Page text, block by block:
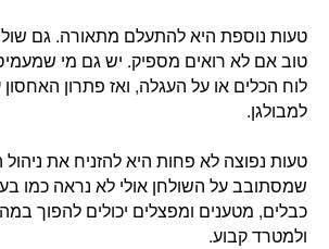
טעות נוספת היא להתעלם מתאורה. גם
טוב אם לא רואים מספיק. יש גם מי
לוח הכלים או על העגלה, ואז פתרון
למבולגן.
טעות נפוצה לא פחות היא להזניח את
שמסתובב על השולחן אולי לא נראה כמו
כבלים, מטענים ומפצלים יכולים להפוך
ולמטרד קבוע.